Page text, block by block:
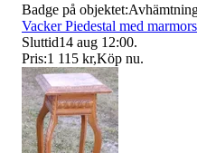
Badge på objektet:
Vacker Piedestal med
Sluttid14 aug 12:00.
Pris:1 115 kr,Köp nu.